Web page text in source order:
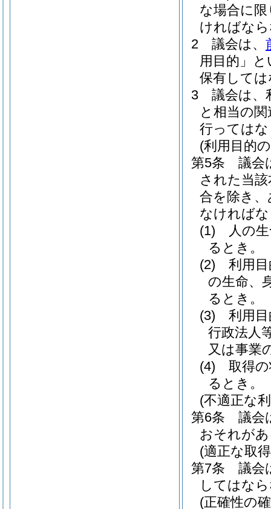
な場合に
ければな
2
議会は、
用目的」
保有して
3
議会は、
と相当の
行っては
(利用目的
第5条
議会
された当
合を除き
なければ
(1)
人の
るとき。
(2)
利用
の生命、
るとき。
(3)
利用
行政法人
又は事業
(4)
取得
るとき。
(不適正な
第6条
議会
おそれが
(適正な取
第7条
議会
してはな
(正確性の